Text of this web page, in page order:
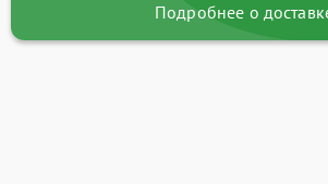
Подробнее о